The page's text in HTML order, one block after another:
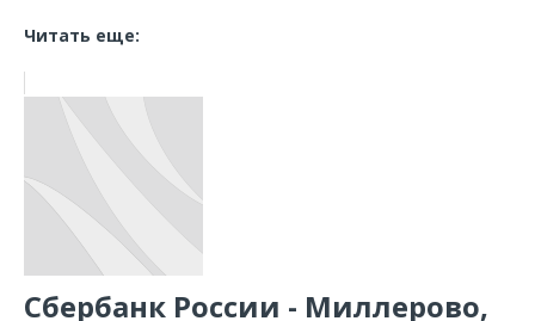
Читать еще:
Сбербанк России - Миллерово,